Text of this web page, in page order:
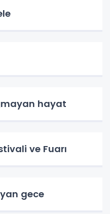
hayat
ve Fuarı
gece